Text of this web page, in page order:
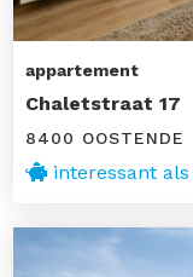
appartement
Chaletstraat 17
8400 OOSTENDE
interessant